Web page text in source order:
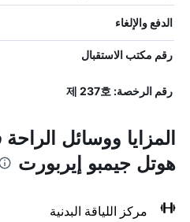
الدفع والإلغاء
رقم مكتب الاستقبال
رقم الرخصة: 제 237호
المزايا ووسائل
هوتل جيمبو إيربورت
مركز اللياقة البدنية